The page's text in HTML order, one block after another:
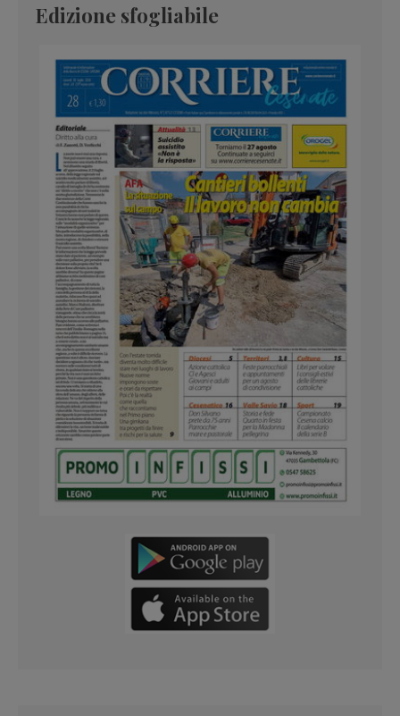
Edizione sfogliabile